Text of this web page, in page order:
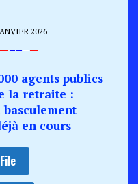
2026
—–––—
agents publics
la retraite :
en cours